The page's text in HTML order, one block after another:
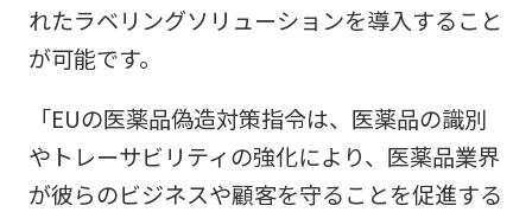
れたラベリングソリューションを導入すること
が可能です。
「EUの医薬品偽造対策指令は、医薬品の識別
やトレーサビリティの強化により、医薬品業界
が彼らのビジネスや顧客を守ることを促進する